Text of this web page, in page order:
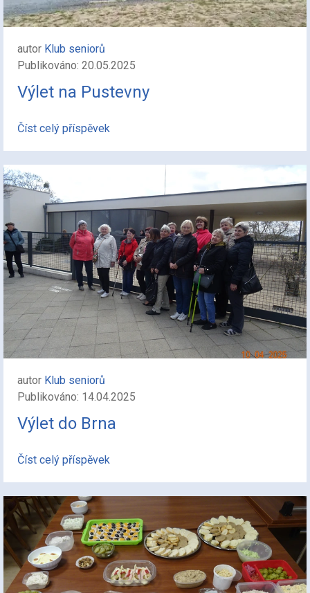
autor Klub seniorů
Publikováno: 20.05.2025
Výlet na Pustevny
Číst celý příspěvek
autor Klub seniorů
Publikováno: 14.04.2025
Výlet do Brna
Číst celý příspěvek